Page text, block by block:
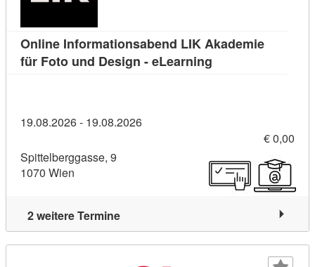
Online Informationsabend LIK Akademie
für Foto und Design - eLearning
19.08.2026 - 19.08.2026
€ 0,00
Spittelberggasse, 9
1070 Wien
2 weitere Termine